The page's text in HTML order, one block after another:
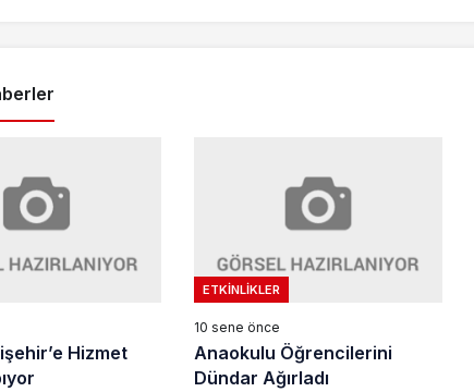
Hizmet
ETKINLIKLER
10 sene önce
Anaokulu Öğrencilerini
Dündar Ağırladı